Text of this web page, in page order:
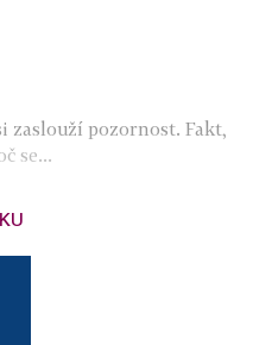
zaslouží pozornost. Fakt,
se...